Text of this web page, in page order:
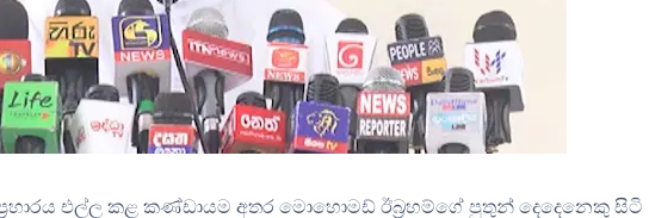
එල්ල කළ කණ්ඩායම අතර මොහොමඩ් ඊබ්‍රහම්ගේ පුතුන් දෙදෙනෙකු සිටි